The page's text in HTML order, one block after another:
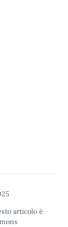
articolo è